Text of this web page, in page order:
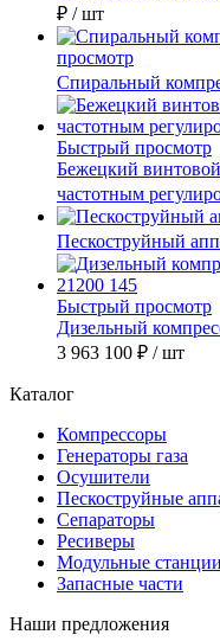
₽ / шт
просмотр
Спиральный
Быстрый просмотр
Бежецкий
частотным
Пескоструйный
Быстрый просмотр
Дизельный
3 963 100 ₽ / шт
Каталог
Компрессоры
Генераторы газа
Осушители
Пескоструйные
Сепараторы
Ресиверы
Модульные
Запасные части
Наши предложения